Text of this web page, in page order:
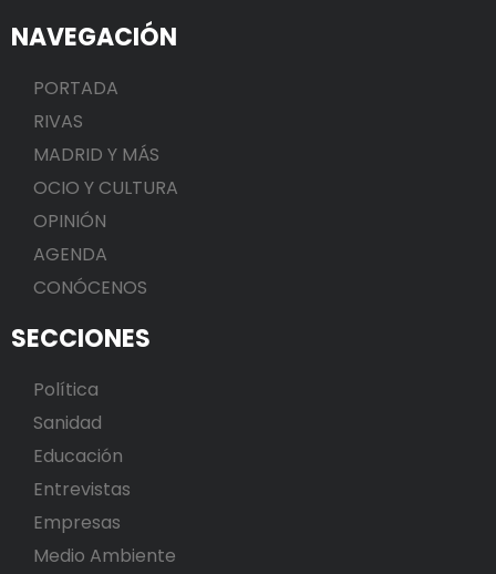
NAVEGACIÓN
PORTADA
RIVAS
MADRID Y MÁS
OCIO Y CULTURA
OPINIÓN
AGENDA
CONÓCENOS
SECCIONES
Política
Sanidad
Educación
Entrevistas
Empresas
Medio Ambiente